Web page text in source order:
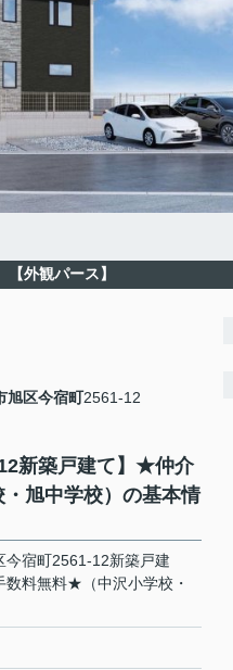
【外観パース】
旭区今宿町2561-12
新築戸建て】★仲介
旭中学校）の基本情
今宿町2561-12新築戸建
料無料★（中沢小学校・